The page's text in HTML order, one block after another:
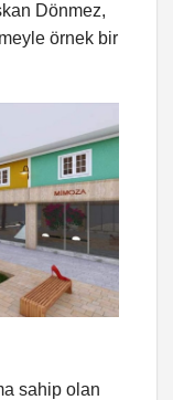
Dönmez,
örnek bir
sahip olan